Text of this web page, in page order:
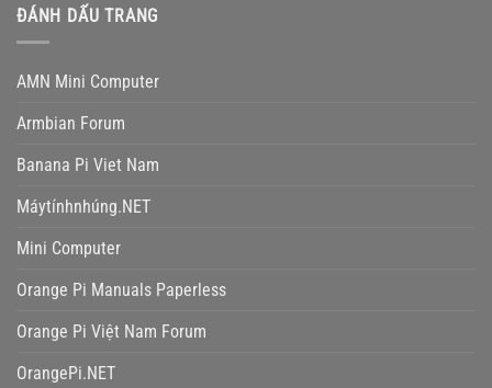
ĐÁNH DẤU TRANG
AMN Mini Computer
Armbian Forum
Banana Pi Viet Nam
Máytínhnhúng.NET
Mini Computer
Orange Pi Manuals Paperless
Orange Pi Việt Nam Forum
OrangePi.NET